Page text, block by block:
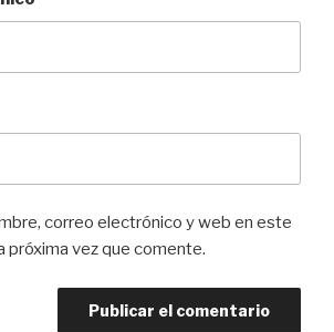
correo electrónico y web en este
próxima vez que comente.